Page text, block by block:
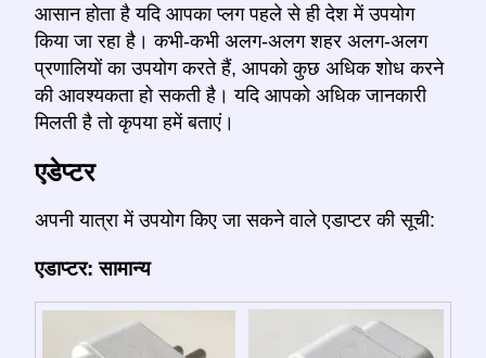
आसान होता है यदि आपका प्लग पहले से ही देश में उपयोग
किया जा रहा है। कभी-कभी अलग-अलग शहर अलग-अलग
प्रणालियों का उपयोग करते हैं, आपको कुछ अधिक शोध करने
की आवश्यकता हो सकती है। यदि आपको अधिक जानकारी
मिलती है तो कृपया हमें बताएं।
एडेप्टर
अपनी यात्रा में उपयोग किए जा सकने वाले एडाप्टर की सूची:
एडाप्टर: सामान्य